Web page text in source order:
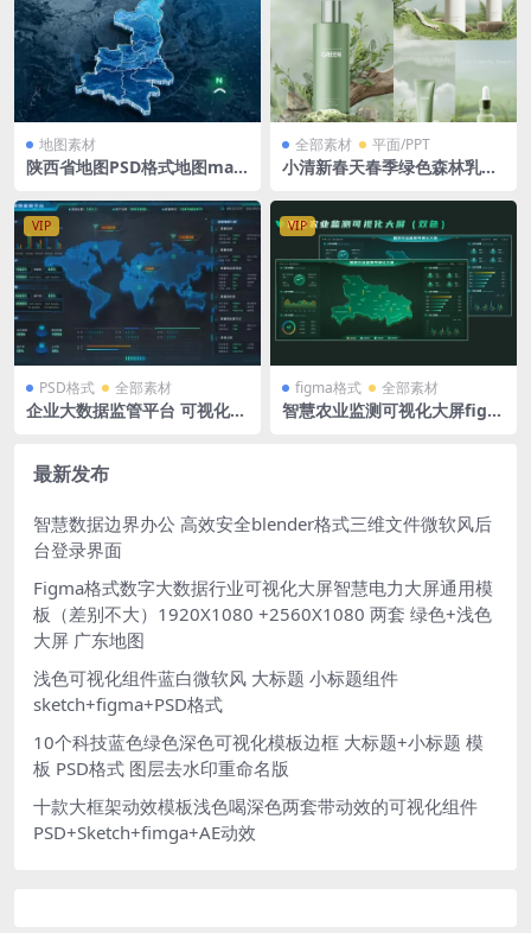
地图素材
陕西省地图PSD格式地图map
背景 1500x1080PX
全部素材 平面/PPT
小清新春天春季绿色森林乳液
式
VIP
PSD格式 全部素材
企业大数据监管平台 可视化大
VIP
figma格式 全部素材
智慧农业监测可视化大屏figm
最新发布
智慧数据边界办公 高效安全blender格式三维文件微软风后
台登录界面
Figma格式数字大数据行业可视化大屏智慧电力大屏通用模
板（差别不大）1920X1080 +2560X1080 两套 绿色+浅色
大屏 广东地图
浅色可视化组件蓝白微软风 大标题 小标题组件
sketch+figma+PSD格式
10个科技蓝色绿色深色可视化模板边框 大标题+小标题 模
板 PSD格式 图层去水印重命名版
十款大框架动效模板浅色喝深色两套带动效的可视化组件
PSD+Sketch+fimga+AE动效